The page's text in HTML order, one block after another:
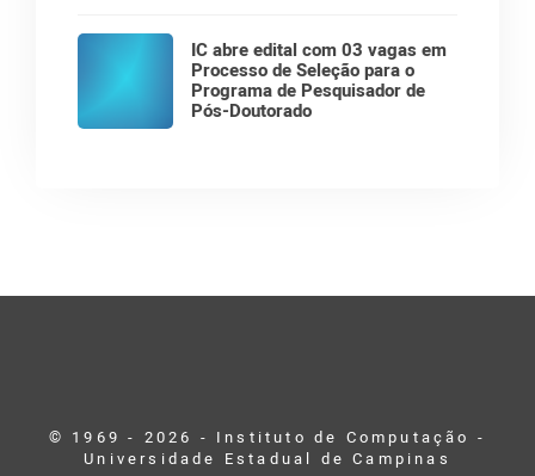
IC abre edital com 03 vagas em
Processo de Seleção para o
Programa de Pesquisador de
Pós-Doutorado
© 1969 - 2026 - Instituto de Computação -
Universidade Estadual de Campinas